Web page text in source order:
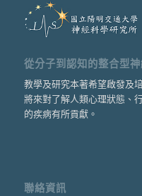
從分子到認知的整合型
教學及研究本著希望啟發及
將來對了解人類心理狀態、
的疾病有所貢獻。
聯絡資訊